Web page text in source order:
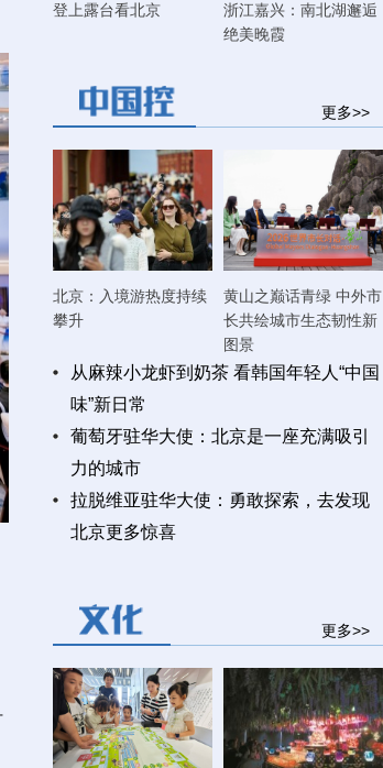
登上露台看北京
浙江嘉兴：南北湖邂逅
绝美晚霞
更多>>
北京：入境游热度持续
攀升
黄山之巅话青绿 中外市
长共绘城市生态韧性新
图景
从麻辣小龙虾到奶茶 看韩国年轻人“中国
味”新日常
葡萄牙驻华大使：北京是一座充满吸引
力的城市
拉脱维亚驻华大使：勇敢探索，去发现
北京更多惊喜
更多>>